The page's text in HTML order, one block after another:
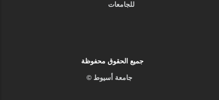
للجامعات
جميع الحقوق محفوظة
جامعة أسيوط ©